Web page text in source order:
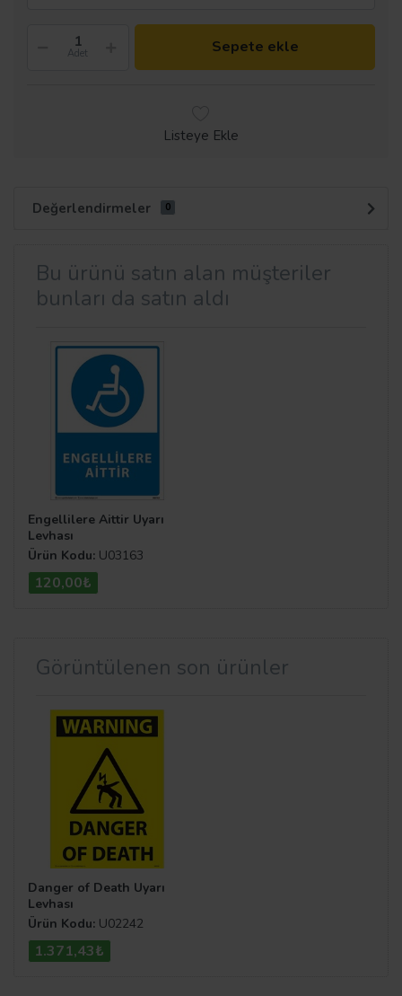
Adet Sepete ekle
Listeye Ekle
Değerlendirmeler 0
Bu ürünü satın alan müşteriler
bunları da satın aldı
Engellilere Aittir Uyarı
Levhası
Ürün Kodu: U03163
120,00₺
Görüntülenen son ürünler
Danger of Death Uyarı
Levhası
Ürün Kodu: U02242
1.371,43₺